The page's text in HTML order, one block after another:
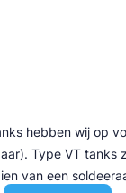
hebben wij op
Type VT tanks
van een